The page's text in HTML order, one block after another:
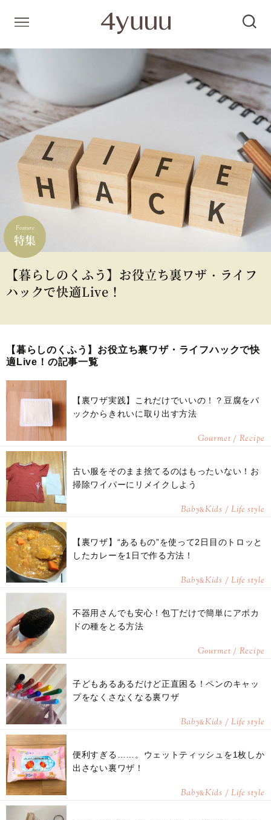
Feature
特集
【暮らしのくふう】お役立ち裏ワザ・ライフ
ハックで快適Live！
【暮らしのくふう】お役立ち裏ワザ・ライフハックで快
適Live！の記事一覧
【裏ワザ実践】これだけでいいの！？豆腐をパ
ックからきれいに取り出す方法
Gourmet / Recipe
古い服をそのまま捨てるのはもったいない！お
掃除ワイパーにリメイクしよう
Baby&Kids / Life style
【裏ワザ】“あるもの”を使って2日目のトロッと
したカレーを1日で作る方法！
Baby&Kids / Life style
不器用さんでも安心！包丁だけで簡単にアボカ
ドの種をとる方法
Gourmet / Recipe
子どもあるあるだけど正直困る！ペンのキャッ
プをなくさなくなる裏ワザ
Baby&Kids / Life style
便利すぎる……。ウェットティッシュを1枚しか
出さない裏ワザ！
Baby&Kids / Life style